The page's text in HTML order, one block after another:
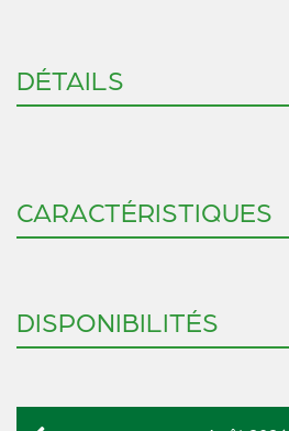
DÉTAILS
CARACTÉRISTIQUES
DISPONIBILITÉS